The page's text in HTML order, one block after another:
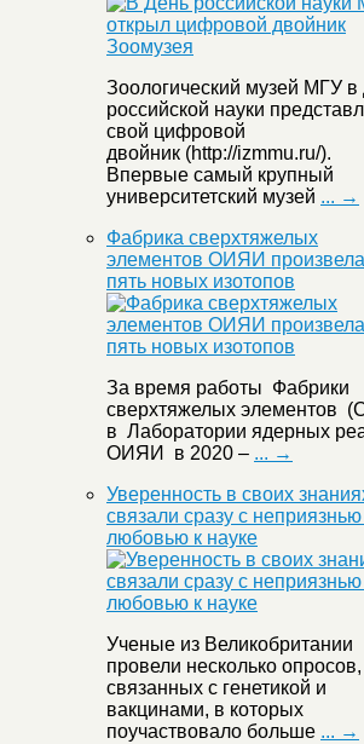
Зоологический музей МГУ в
российской науки
свой цифровой
двойник (http://izmmu.ru/).
Впервые самый крупный
университетский музей ... →
Фабрика сверхтяжелых
элементов ОИЯИ произвела
пять новых изотопов
За время работы Фабрики
сверхтяжелых элементов
в Лаборатории ядерных
ОИЯИ в 2020 – ... →
Уверенность в своих
связали сразу с неприязнью
любовью к науке
Ученые из Великобритании
провели несколько опросов,
связанных с генетикой и
вакцинами, в которых
поучаствовало больше ... →